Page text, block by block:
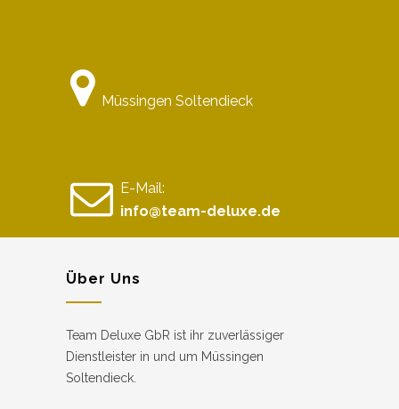
Müssingen Soltendieck
E-Mail:
info@team-deluxe.de
Über Uns
Team Deluxe GbR ist ihr zuverlässiger
Dienstleister in und um Müssingen
Soltendieck.